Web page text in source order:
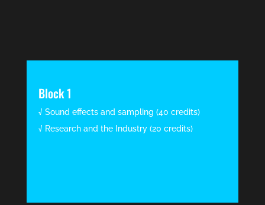
Block 1
√ Sound effects and sampling (40 credits)
√ Research and the Industry (20 credits)